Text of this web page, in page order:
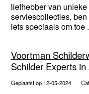
liefhebber van
serviescollecties,
iets speciaals om toe
Voortman
Schilder Experts
Geplaatst op 12-05-2024